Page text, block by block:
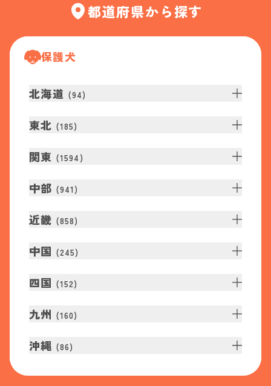
都道府県から探す
保護犬
北海道 (94)
東北 (185)
関東 (1594 )
中部 (941 )
近畿 (858)
中国 (245)
四国 (152)
九州 (160)
沖縄 (86)